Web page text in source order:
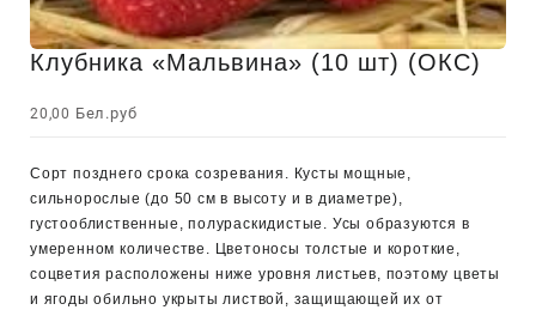
Клубника «Мальвина» (10 шт) (ОКС)
20,00 Бел.руб
Сорт позднего срока созревания. Кусты мощные,
сильнорослые (до 50 см в высоту и в диаметре),
густооблиственные, полураскидистые. Усы образуются в
умеренном количестве. Цветоносы толстые и короткие,
соцветия расположены ниже уровня листьев, поэтому цветы
и ягоды обильно укрыты листвой, защищающей их от